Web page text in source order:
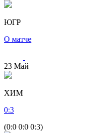
ЮГР
О матче
23 Май
ХИМ
0:3
(0:0 0:0 0:3)